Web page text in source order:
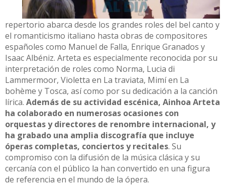
repertorio abarca desde los grandes roles del bel canto y
el romanticismo italiano hasta obras de compositores
españoles como Manuel de Falla, Enrique Granados y
Isaac Albéniz. Arteta es especialmente reconocida por su
interpretación de roles como Norma, Lucia di
Lammermoor, Violetta en La traviata, Mimí en La
bohème y Tosca, así como por su dedicación a la canción
lírica. Además de su actividad escénica, Ainhoa Arteta
ha colaborado en numerosas ocasiones con
orquestas y directores de renombre internacional, y
ha grabado una amplia discografía que incluye
óperas completas, conciertos y recitales. Su
compromiso con la difusión de la música clásica y su
cercanía con el público la han convertido en una figura
de referencia en el mundo de la ópera.